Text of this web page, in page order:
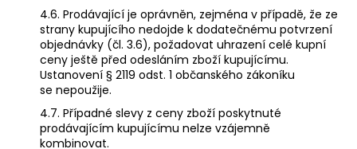
4.6. Prodávající je oprávněn, zejména v případě, že ze
strany kupujícího nedojde k dodatečnému potvrzení
objednávky (čl. 3.6), požadovat uhrazení celé kupní
ceny ještě před odesláním zboží kupujícímu.
Ustanovení § 2119 odst. 1 občanského zákoníku
se nepoužije.
4.7. Případné slevy z ceny zboží poskytnuté
prodávajícím kupujícímu nelze vzájemně
kombinovat.